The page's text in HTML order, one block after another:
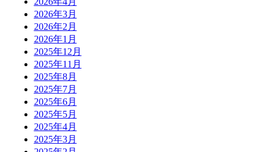
2026年3月
2026年2月
2026年1月
2025年12月
2025年11月
2025年8月
2025年7月
2025年6月
2025年5月
2025年4月
2025年3月